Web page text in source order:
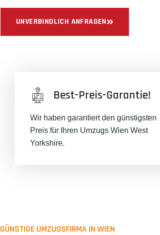
UNVERBINDLICH ANFRAGEN
Best-Preis-Garantie!
Wir haben garantiert den günstigsten
Preis für Ihren Umzugs Wien West
Yorkshire.
GÜNSTIGE UMZUGSFIRMA IN WIEN